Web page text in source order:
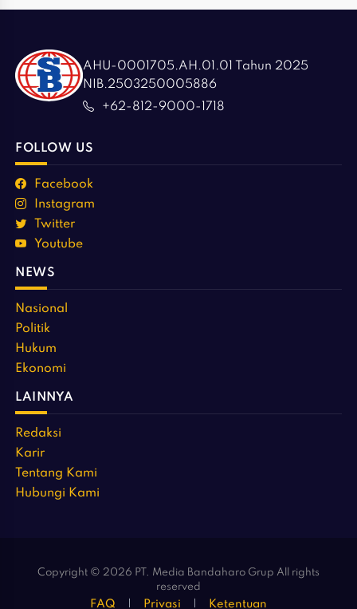
AHU-0001705.AH.01.01 Tahun 2025
NIB.2503250005886
+62-812-9000-1718
FOLLOW US
Facebook
Instagram
Twitter
Youtube
NEWS
Nasional
Politik
Hukum
Ekonomi
LAINNYA
Redaksi
Karir
Tentang Kami
Hubungi Kami
Copyright © 2026 PT. Media Bandaharo Grup All rights
reserved
FAQ Privasi Ketentuan